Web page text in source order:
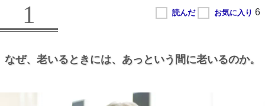
1
なぜ、 老いるときには、 あっという間に老いるのか。